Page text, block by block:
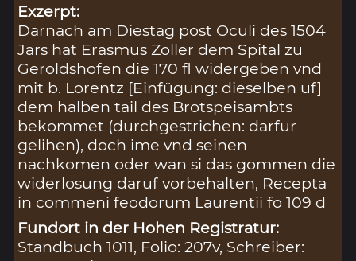
Exzerpt:
Darnach am Diestag post Oculi des 1504
Jars hat Erasmus Zoller dem Spital zu
Geroldshofen die 170 fl widergeben vnd
mit b. Lorentz [Einfügung: dieselben uf]
dem halben tail des Brotspeisambts
bekommet (durchgestrichen: darfur
gelihen), doch ime vnd seinen
nachkomen oder wan si das gommen die
widerlosung daruf vorbehalten, Recepta
in commeni feodorum Laurentii fo 109 d
Fundort in der Hohen Registratur:
Standbuch 1011, Folio: 207v, Schreiber: